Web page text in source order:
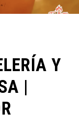
Y
|